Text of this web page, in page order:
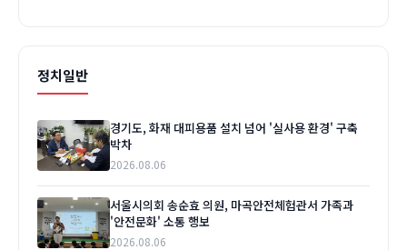
정치일반
경기도, 화재 대피용품 설치 넘어 '실사용 환경' 구축
박차
2026.08.06
서울시의회 송순효 의원, 마곡안전체험관서 가족과
'안전문화' 소통 행보
2026.08.06